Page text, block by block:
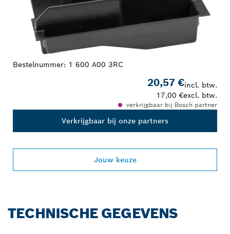
Bestelnummer: 1 600 A00 3RC
20,57 €incl. btw.
17,00 €excl. btw.
verkrijgbaar bij Bosch partner
Verkrijgbaar bij onze partners
Jouw keuze
TECHNISCHE GEGEVENS